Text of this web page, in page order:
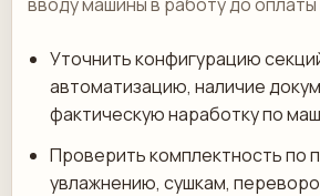
Уточнить конфигурацию
автоматизацию, наличие
фактическую наработку по
Проверить комплектность по
увлажнению, сушкам,